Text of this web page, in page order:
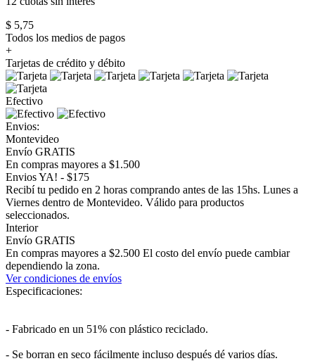
$ 5,75
Todos los medios de pagos
+
Tarjetas de crédito y débito
Efectivo
Envios:
Montevideo
Envío GRATIS
En compras mayores a $1.500
Envios YA! - $175
Recibí tu pedido en 2 horas comprando antes de las 15hs. Lunes a
Viernes dentro de Montevideo. Válido para productos
seleccionados.
Interior
Envío GRATIS
En compras mayores a $2.500 El costo del envío puede cambiar
dependiendo la zona.
Ver condiciones de envíos
Especificaciones:
- Fabricado en un 51% con plástico reciclado.
- Se borran en seco fácilmente incluso después dé varios días.